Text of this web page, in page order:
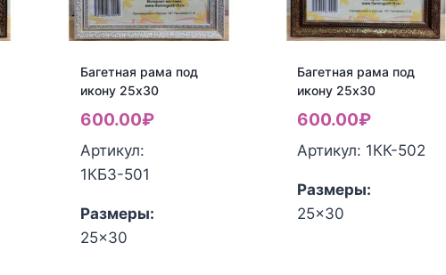
Багетная рама под
икону 25х30
600.00₽
Артикул:
1КБЗ-501
Размеры:
25x30
Багетная рама под
икону 25х30
600.00₽
Артикул: 1КК-502
Размеры:
25x30